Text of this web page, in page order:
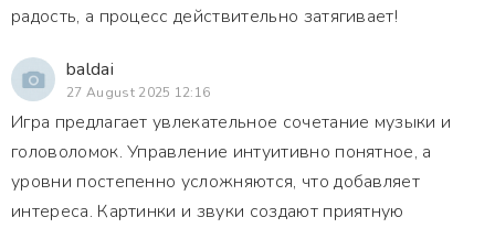
радость, а процесс действительно затягивает!
baldai
27 August 2025 12:16
Игра предлагает увлекательное сочетание музыки и
головоломок. Управление интуитивно понятное, а
уровни постепенно усложняются, что добавляет
интереса. Картинки и звуки создают приятную